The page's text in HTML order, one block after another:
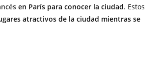
en París para conocer la ciudad. Estos
atractivos de la ciudad mientras se